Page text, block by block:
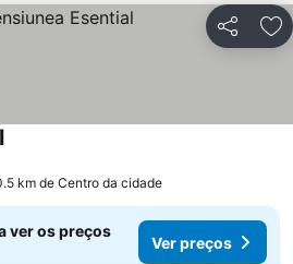
Partilhar
km de Centro da cidade
ver os preços
Ver preços